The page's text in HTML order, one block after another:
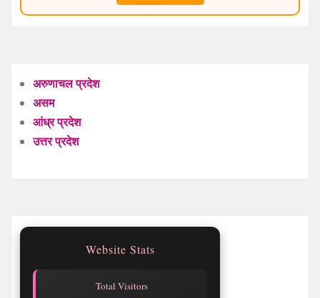
अरुणाचल प्रदेश
असम
आंध्र प्रदेश
उत्तर प्रदेश
Website Stats
Total Visitors